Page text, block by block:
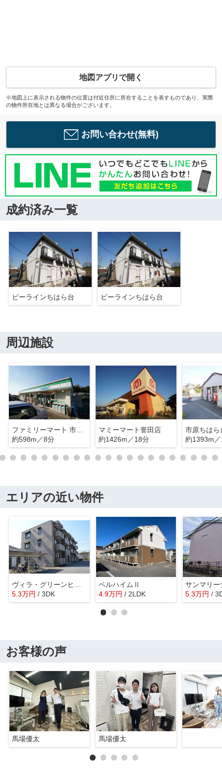
地図アプリで開く
※地図上に表示される物件の位置は付近住所に所在することを表すものであり、実際
の物件所在地とは異なる場合がございます。
お問い合わせ(無料)
成約済み一覧
ビーラインちはら台 ビーラインちはら台
周辺施設
ファミリーマート 市原ちはら台東三丁目店
約598m／8分
マミーマート誉田店
約1426m／18分
市原ちはら
約1393m
エリアの近い物件
5.3万円 / 3DK
ベルハイムⅡ
4.9万円 / 2LDK
サンマリー
5.3万円 /
お客様の声
馬場優太 馬場優太